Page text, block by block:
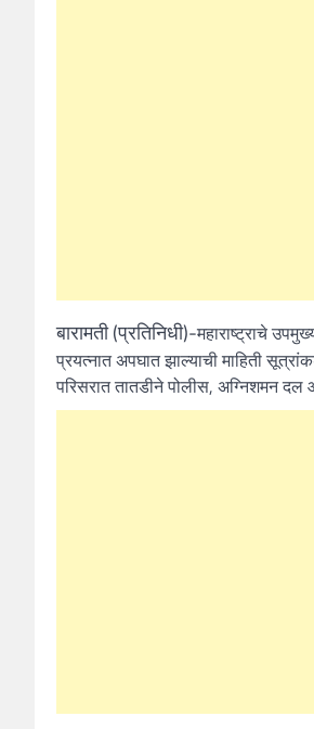
बारामती (प्रतिनिधी)-महाराष्ट्राचे
प्रयत्नात अपघात झाल्याची माहिती
परिसरात तातडीने पोलीस, अग्निशमन